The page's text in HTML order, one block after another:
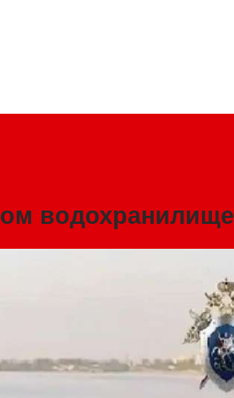
водохранилище